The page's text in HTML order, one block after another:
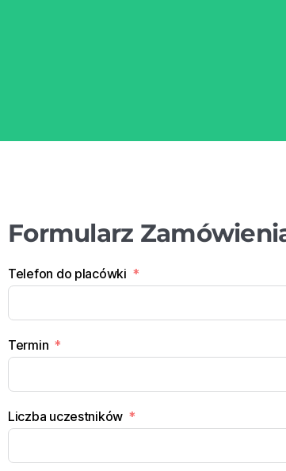
Formularz
Telefon do placówki
Termin
Liczba uczestników